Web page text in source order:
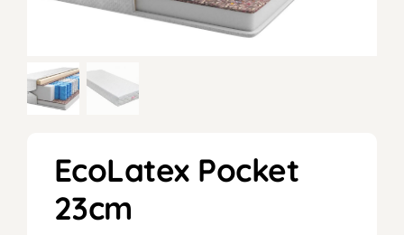
EcoLatex Pocket
23cm